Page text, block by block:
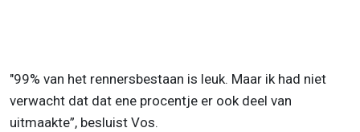
"99% van het rennersbestaan is leuk. Maar ik had niet
verwacht dat dat ene procentje er ook deel van
uitmaakte”, besluist Vos.